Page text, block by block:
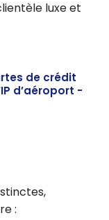
luxe et
de crédit
d’aéroport -
: